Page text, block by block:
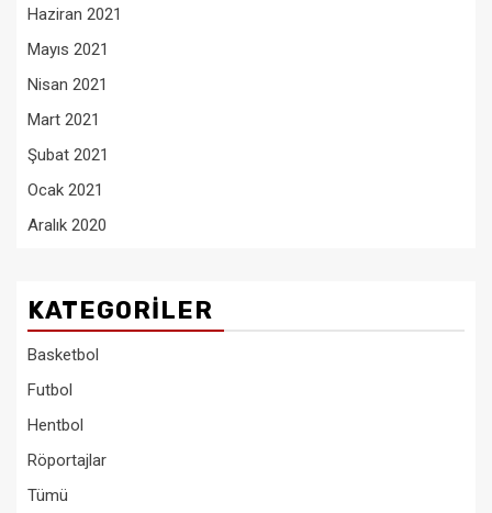
Haziran 2021
Mayıs 2021
Nisan 2021
Mart 2021
Şubat 2021
Ocak 2021
Aralık 2020
KATEGORILER
Basketbol
Futbol
Hentbol
Röportajlar
Tümü